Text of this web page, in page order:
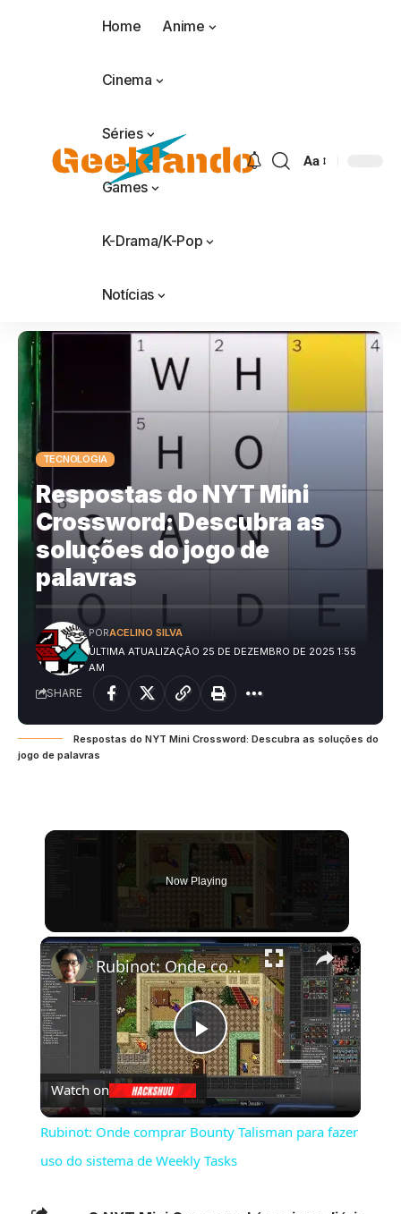
Home Anime
Cinema
Séries
Games
K-Drama/K-Pop
Notícias
Aa
TECNOLOGIA
Respostas do NYT Mini
Crossword: Descubra as
soluções do jogo de
palavras
ÚLTIMA ATUALIZAÇÃO 25 DE DEZEMBRO DE 2025 1:55
AM
PORACELINO SILVA
SHARE
Respostas do NYT Mini Crossword: Descubra as soluções do
jogo de palavras
Now Playing
×
Play
Video
Rubinot: Onde comprar Bounty Talisman para fazer uso do sistema de Weekly Tasks
Watch on
Rubinot: Onde comprar Bounty Talisman para fazer
uso do sistema de Weekly Tasks